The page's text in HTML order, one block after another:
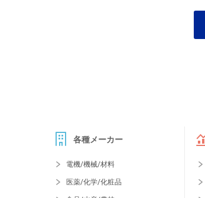
各種メーカー
電機/機械/材料
医薬/化学/化粧品